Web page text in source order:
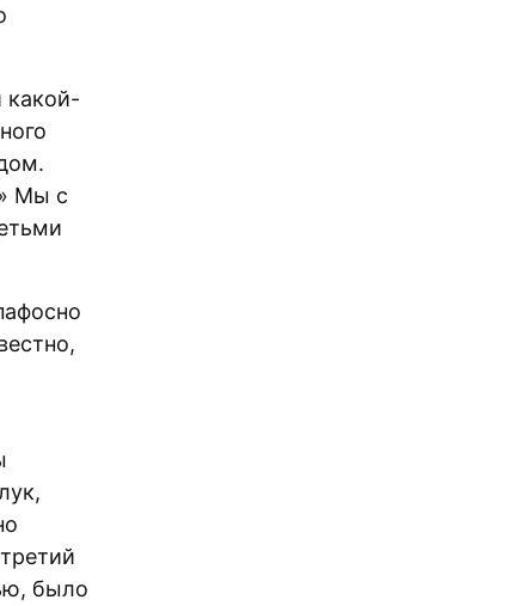
какой-
Мы с
было